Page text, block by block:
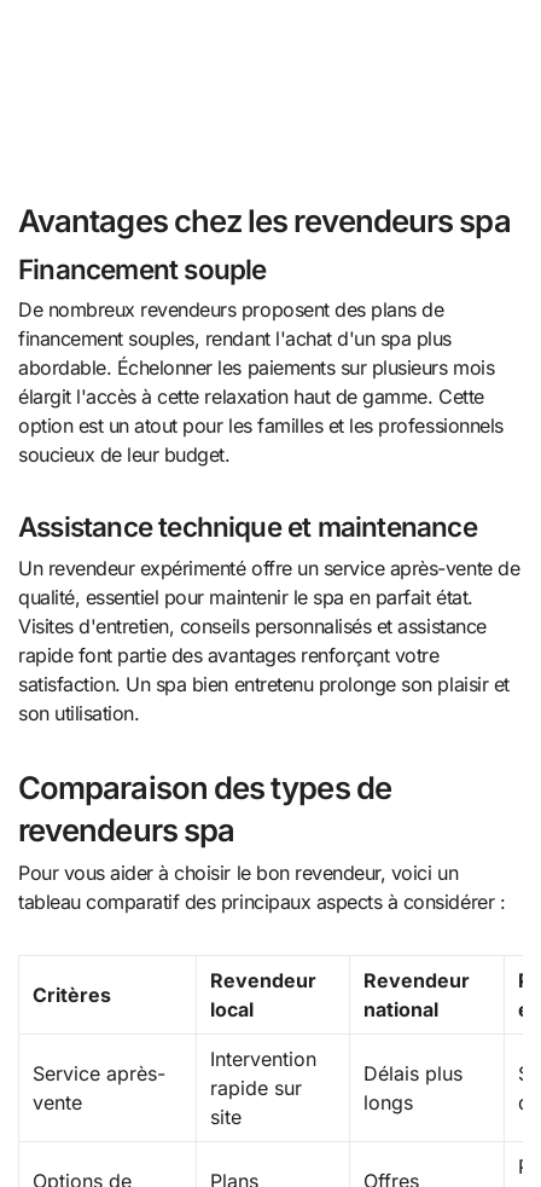
Avantages chez les revendeurs spa
Financement souple
De nombreux revendeurs proposent des plans de
financement souples, rendant l'achat d'un spa plus
abordable. Échelonner les paiements sur plusieurs mois
élargit l'accès à cette relaxation haut de gamme. Cette
option est un atout pour les familles et les professionnels
soucieux de leur budget.
Assistance technique et maintenance
Un revendeur expérimenté offre un service après-vente de
qualité, essentiel pour maintenir le spa en parfait état.
Visites d'entretien, conseils personnalisés et assistance
rapide font partie des avantages renforçant votre
satisfaction. Un spa bien entretenu prolonge son plaisir et
son utilisation.
Comparaison des types de
revendeurs spa
Pour vous aider à choisir le bon revendeur, voici un
tableau comparatif des principaux aspects à considérer :
Critères
Revendeur
local
Revendeur
national
Service après-
vente
Intervention
rapide sur
site
Délais plus
longs
Options de Plans Offres